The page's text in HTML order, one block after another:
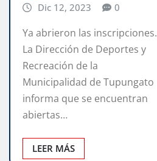
Dic 12, 2023
0
Ya abrieron las inscripciones.
La Dirección de Deportes y
Recreación de la
Municipalidad de Tupungato
informa que se encuentran
abiertas…
LEER MÁS